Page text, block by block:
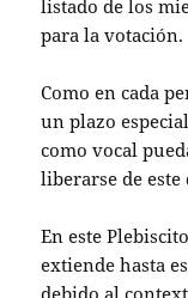
listado de los
para la votación.
Como en cada
un plazo
como vocal
liberarse de
En este
extiende hasta
debido al